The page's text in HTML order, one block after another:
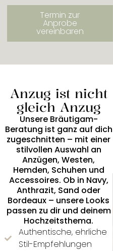
Termin zur
Anprobe
vereinbaren
Anzug ist nicht
gleich Anzug
Unsere Bräutigam-
Beratung ist ganz auf dich
zugeschnitten – mit einer
stilvollen Auswahl an
Anzügen, Westen,
Hemden, Schuhen und
Accessoires. Ob in Navy,
Anthrazit, Sand oder
Bordeaux – unsere Looks
passen zu dir und deinem
Hochzeitsthema.
Authentische, ehrliche
Stil-Empfehlungen